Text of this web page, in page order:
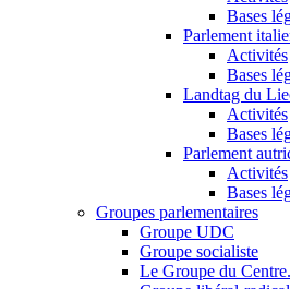
Bases
Parlement
Activités
Bases
Landtag du
Activités
Bases
Parlement
Activités
Bases
Groupes parlementaires
Groupe UDC
Groupe socialiste
Le Groupe du